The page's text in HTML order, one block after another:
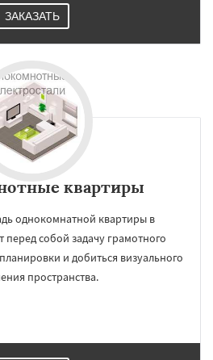
ЗАКАЗАТЬ
квартиры
однокомнатной квартиры в
перед собой задачу грамотного
и добиться визуального
пространства.